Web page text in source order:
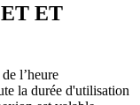
ET
l’heure
la durée d'utilisation